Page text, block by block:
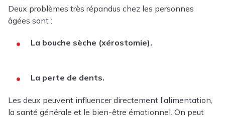
Deux problèmes très répandus chez les personnes
âgées sont :
La bouche sèche (xérostomie).
La perte de dents.
Les deux peuvent influencer directement l’alimentation,
la santé générale et le bien-être émotionnel. On peut